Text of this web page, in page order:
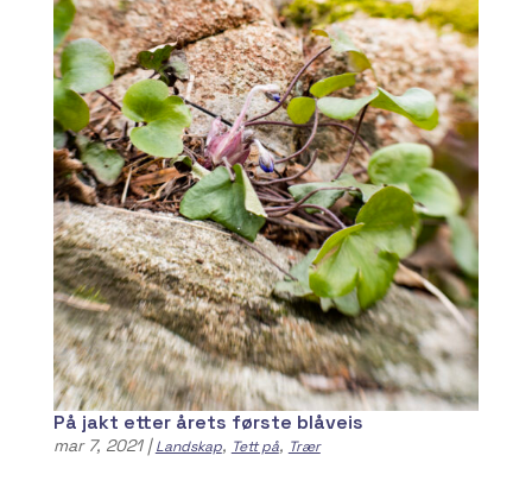
På jakt etter årets første blåveis
mar 7, 2021|Landskap, Tett på, Trær